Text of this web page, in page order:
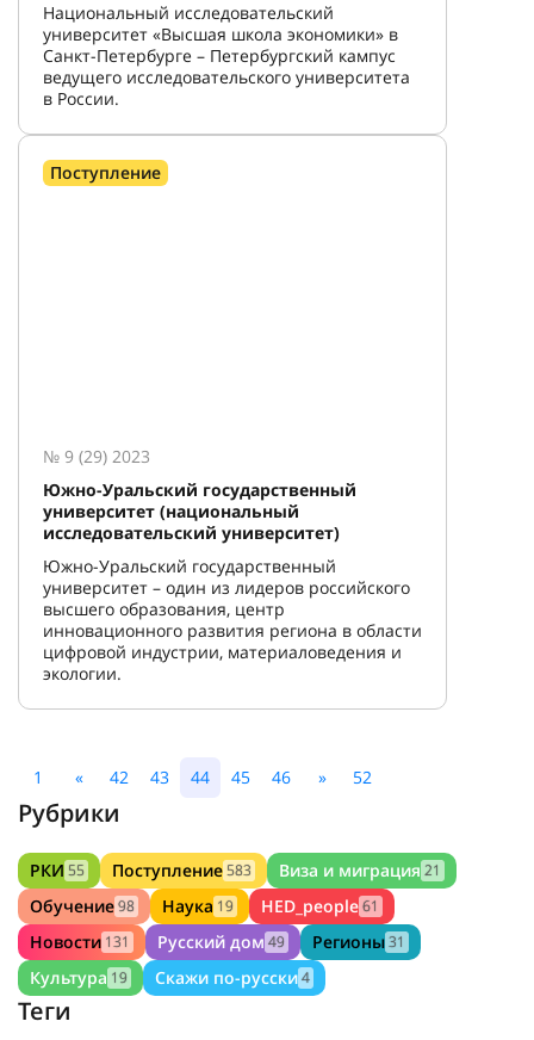
Национальный исследовательский
университет «Высшая школа экономики» в
Санкт-Петербурге – Петербургский кампус
ведущего исследовательского университета
в России.
Поступление
№ 9 (29) 2023
Южно-Уральский государственный
университет (национальный
исследовательский университет)
Южно-Уральский государственный
университет – один из лидеров российского
высшего образования, центр
инновационного развития региона в области
цифровой индустрии, материаловедения и
экологии.
1 « 42 43 44 45 46 » 52
Рубрики
РКИ 55 Поступление583 Виза и миграция 21
Обучение98 Наука 19 HED_people61
Новости 131 Русский дом 49 Регионы31
Культура 19 Скажи по-русски4
Теги